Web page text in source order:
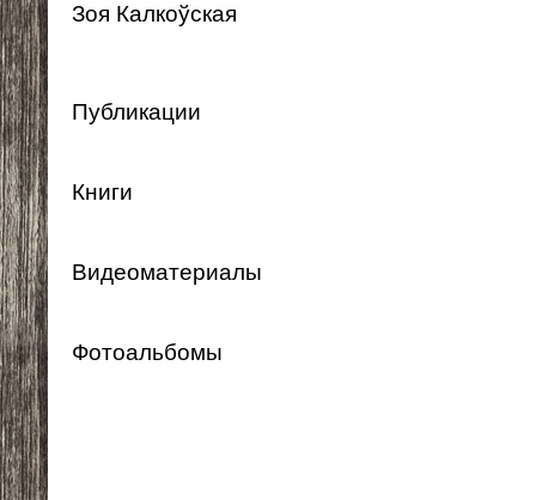
Зоя Калкоўская
Публикации
Книги
Видеоматериалы
Фотоальбомы